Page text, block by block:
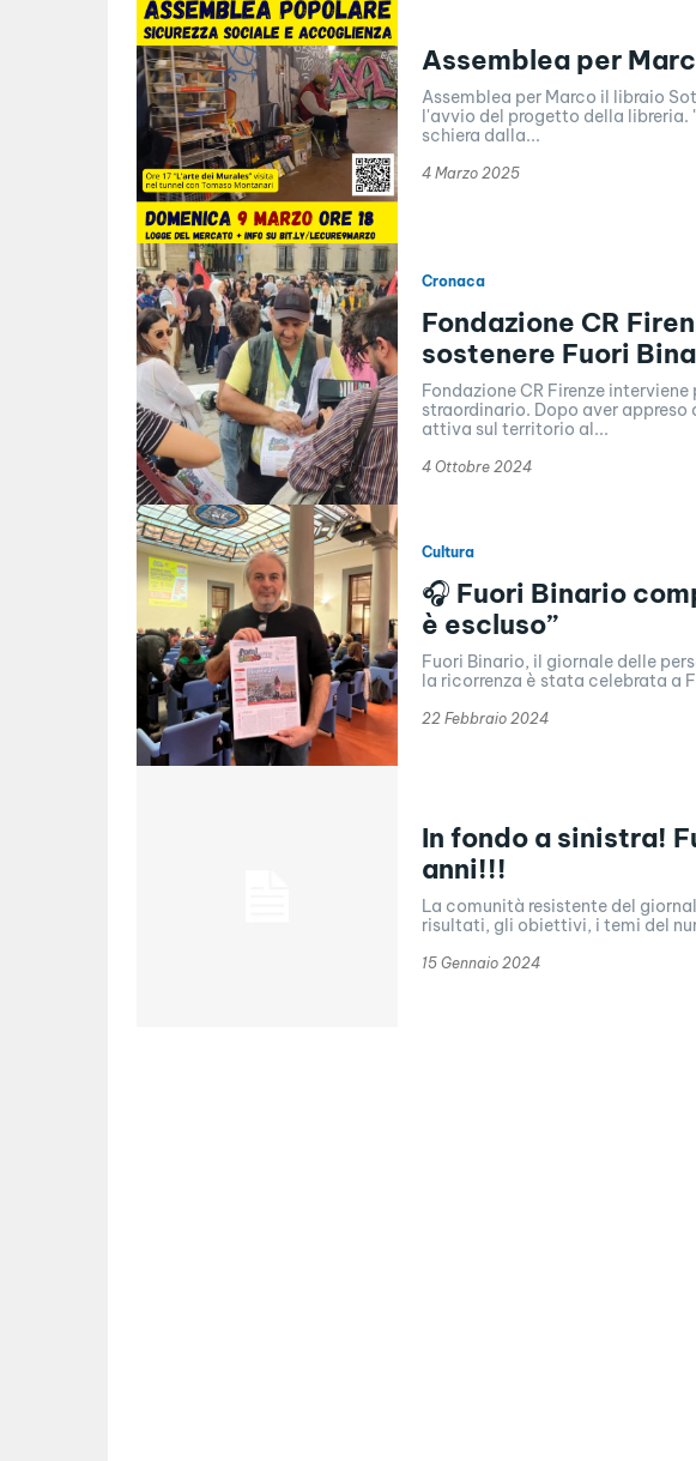
Assemblea per
Assemblea per Marco il libraio Sottopasso delle Cure, soddisfazione per
l'avvio del progetto della libreria.
schiera dalla...
4 Marzo 2025
Cronaca
Fondazione CR
sostenere Fuori
Fondazione CR Firenze
straordinario. Dopo aver
attiva sul territorio al...
4 Ottobre 2024
Cultura
🎧 Fuori Binario
è escluso”
Fuori Binario, il giornale delle
la ricorrenza è stata celebrata a
22 Febbraio 2024
In fondo a sinistra!
anni!!!
La comunità resistente del
risultati, gli obiettivi, i temi del
15 Gennaio 2024